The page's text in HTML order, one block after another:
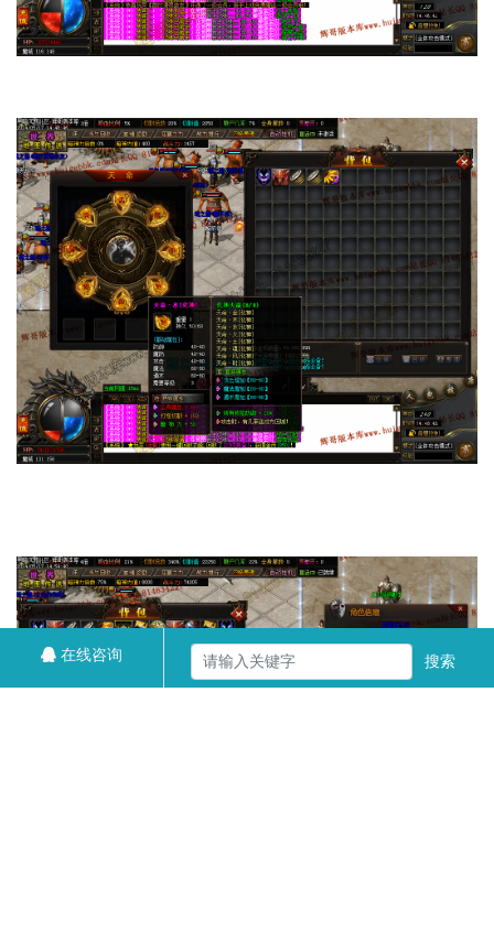
在线咨询 搜索